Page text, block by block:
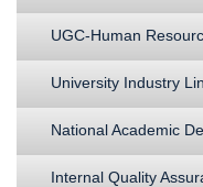
UGC-Human
University Industry
National Academic
Internal Quality